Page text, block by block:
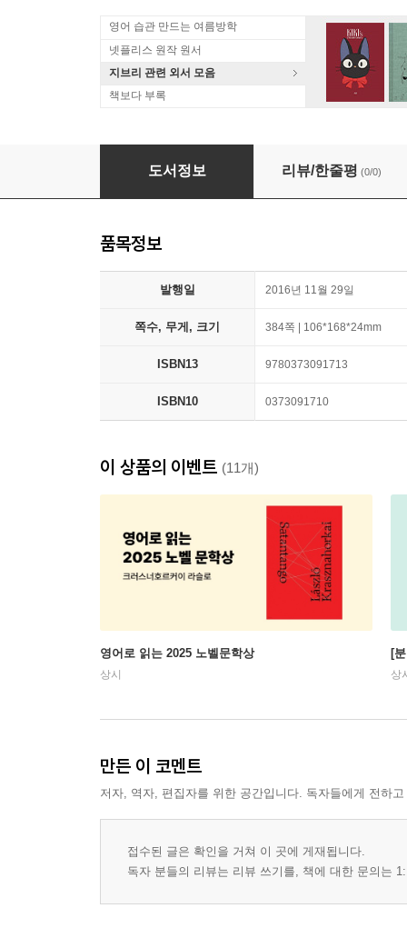
영어 습관 만드는 여름방학
넷플리스 원작 원서
지브리 관련 외서 모음
책보다 부록
From This Moment
도서정보 리뷰/한줄평 (0/0)
품목정보
발행일 2016년 11월 29일
쪽수, 무게, 크기 384쪽 | 106*168*24mm
ISBN13 9780373091713
ISBN10 0373091710
이 상품의 이벤트 (11개)
영어로 읽는 2025 노벨문학상
상시
[
상
만든 이 코멘트
저자, 역자, 편집자를 위한 공간입니다. 독자들에게 전하
접수된 글은 확인을 거쳐 이 곳에 게재됩니다.
독자 분들의 리뷰는 리뷰 쓰기를, 책에 대한 문의는